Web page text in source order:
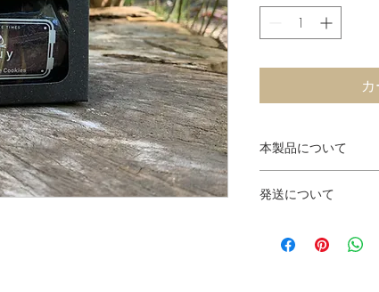
本製品について
た甘さ控えめな大人
を際立たせました
が、ほろ苦さが癖に
発送について
2週間ほどのお時間